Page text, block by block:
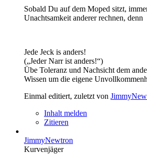
Sobald Du auf dem Moped sitzt,
Unachtsamkeit anderer rechnen, denn
Jede Jeck is anders!
(„Jeder Narr ist anders!“)
Übe Toleranz und Nachsicht dem
Wissen um die eigene
Einmal editiert, zuletzt von
Inhalt melden
Zitieren
JimmyNewtron
Kurvenjäger